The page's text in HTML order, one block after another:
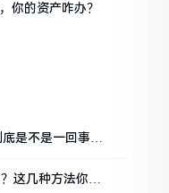
你的资产咋办？
是不是一回事？
这几种方法你得